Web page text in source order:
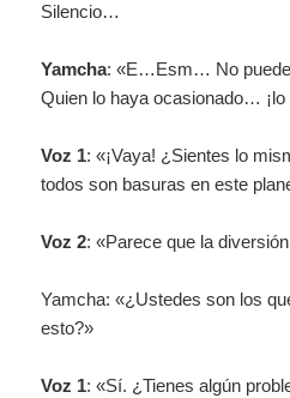
Silencio…
Yamcha: «E…Esm… No
Quien lo haya ocasionado… ¡lo
Voz 1: «¡Vaya! ¿Sientes lo
todos son basuras en este
Voz 2: «Parece que la
Yamcha: «¿Ustedes son los
esto?»
Voz 1: «Sí. ¿Tienes algún